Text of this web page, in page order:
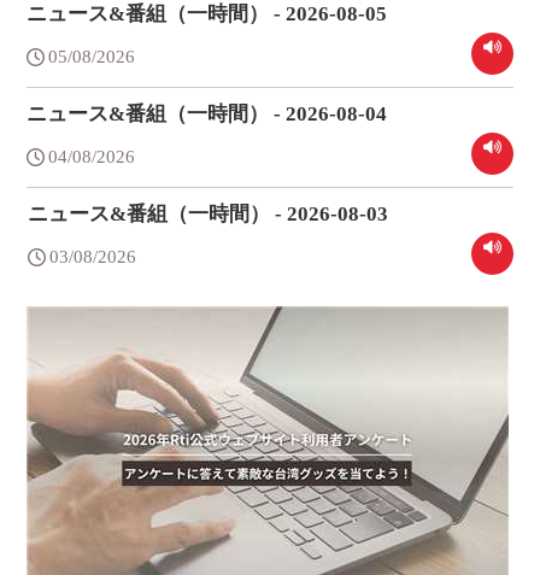
ニュース&番組（一時間） - 2026-08-05
05/08/2026
ニュース&番組（一時間） - 2026-08-04
04/08/2026
ニュース&番組（一時間） - 2026-08-03
03/08/2026